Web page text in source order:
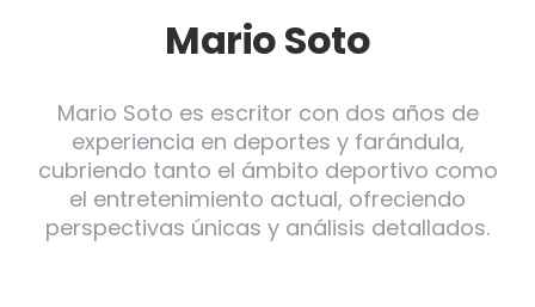
Mario Soto
Mario Soto es escritor con dos años de
experiencia en deportes y farándula,
cubriendo tanto el ámbito deportivo como
el entretenimiento actual, ofreciendo
perspectivas únicas y análisis detallados.